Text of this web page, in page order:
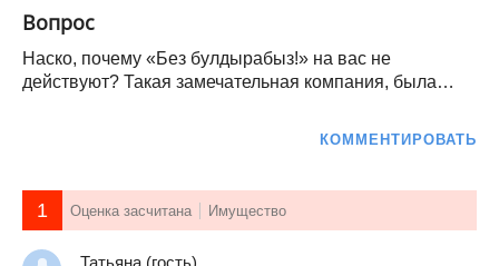
Вопрос
Наско, почему «Без булдырабыз!» на вас не
действуют? Такая замечательная компания, была…
КОММЕНТИРОВАТЬ
1 Оценка засчитана Имущество
Татьяна (гость)